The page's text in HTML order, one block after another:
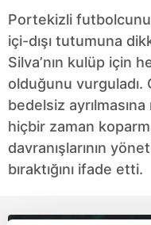
Portekizli
içi-dışı tutumuna
Silva’nın kulüp için
olduğunu vurguladı.
bedelsiz
hiçbir zaman
davranışlarının
bıraktığını ifade etti.